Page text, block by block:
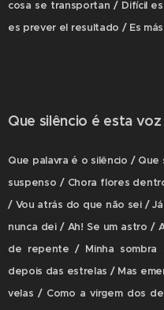
cosa se transportan / Difícil
es prever el resultado / Es
Que silêncio é esta voz
Que palavra é o silêncio /
suspenso / Chora flores
/ Vou atrás do que não sei /
nunca dei / Ah! Se um astro /
de repente / Minha sombra
depois das estrelas / Mas
velas / Como a virgem dos